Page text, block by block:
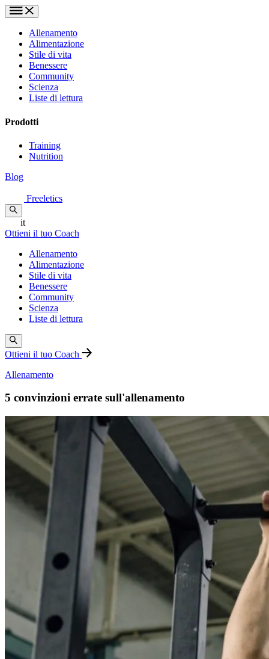
Allenamento
Alimentazione
Stile di vita
Benessere
Community
Scienza
Liste di lettura
Prodotti
Training
Nutrition
Blog
Freeletics
it
Ottieni il tuo Coach
Allenamento
Alimentazione
Stile di vita
Benessere
Community
Scienza
Liste di lettura
Ottieni il tuo Coach
Allenamento
5 convinzioni errate sull'allenamento